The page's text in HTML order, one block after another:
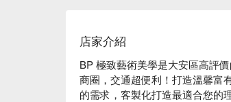
店家介紹
BP 極致藝術美學是大安區高評
商圈，交通超便利！打造溫馨富
的需求，客製化打造最適合您的